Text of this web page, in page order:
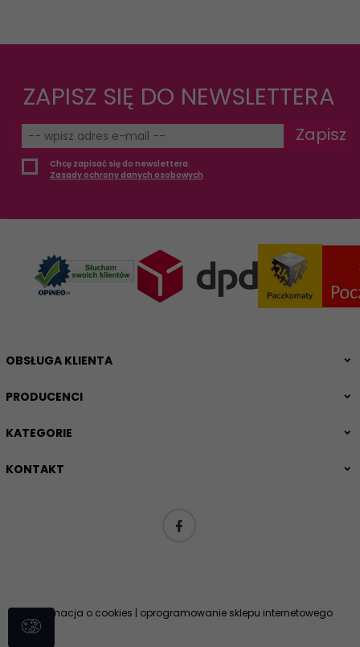
ZAPISZ SIĘ DO NEWSLETTERA
Zapisz
Chcę zapisać się do newslettera.
Zasady ochrony danych osobowych
OBSŁUGA KLIENTA
PRODUCENCI
KATEGORIE
KONTAKT
Informacja o cookies | oprogramowanie sklepu internetowego